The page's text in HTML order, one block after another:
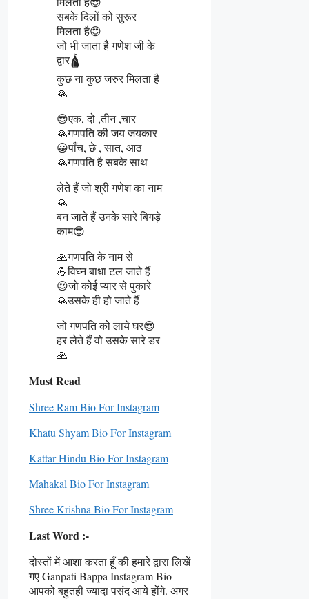
सबके दिलों को सुरूर
मिलता है😍
जो भी जाता है गणेश जी के
द्वार🛕
कुछ ना कुछ जरुर मिलता है
🙏
😎एक, दो ,तीन ,चार
🙏गणपति की जय जयकार
😀पाँच, छे , सात, आठ
🙏गणपति है सबके साथ
लेते हैं जो श्री गणेश का नाम
🙏
बन जाते हैं उनके सारे बिगड़े
काम😎
🙏गणपति के नाम से
💪विघ्न बाधा टल जाते हैं
😍जो कोई प्यार से पुकारे
🙏उसके ही हो जाते हैं
जो गणपति को लाये घर😎
हर लेते हैं वो उसके सारे डर
🙏
Must Read
Shree Ram Bio For Instagram
Khatu Shyam Bio For Instagram
Kattar Hindu Bio For Instagram
Mahakal Bio For Instagram
Shree Krishna Bio For Instagram
Last Word :-
दोस्तों में आशा करता हूँ की हमारे द्वारा लिखें
गए Ganpati Bappa Instagram Bio
आपको बहुतही ज्यादा पसंद आये होंगे. अगर